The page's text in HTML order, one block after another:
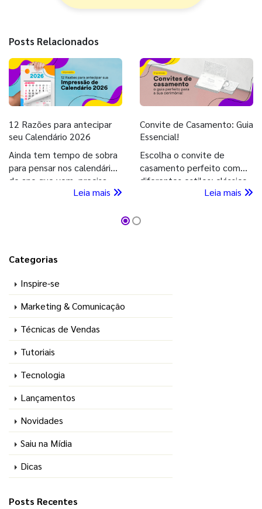
Posts Relacionados
12 Razões para antecipar
seu Calendário 2026
Ainda tem tempo de sobra
para pensar nos calendários
do ano que vem, precisa
entender a vantagem de
Leia mais
Convite de Casamento: Guia
Essencial!
Escolha o convite de
casamento perfeito com
diferentes estilos: clássico,
moderno, romântico e mais.
mais especial com nossa
Leia mais
Categorias
Inspire-se
Marketing & Comunicação
Técnicas de Vendas
Tutoriais
Tecnologia
Lançamentos
Novidades
Saiu na Mídia
Dicas
Posts Recentes